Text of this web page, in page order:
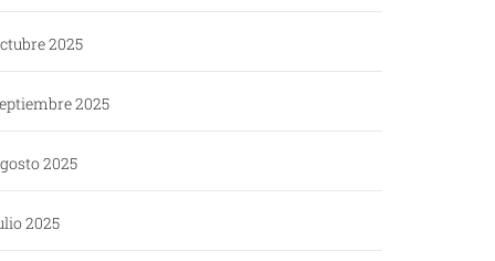
2025
2025
2025
2025